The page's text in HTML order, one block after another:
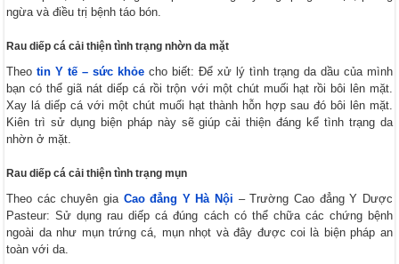
ngừa và điều trị bệnh táo bón.
Rau diếp cá cải thiện tình trạng nhờn da mặt
Theotin Y tế – sức khỏe cho biết: Để xử lý tình trạng da dầu của mình
bạn có thể giã nát diếp cá rồi trộn với một chút muối hạt rồi bôi lên mặt.
Xay lá diếp cá với một chút muối hạt thành hỗn hợp sau đó bôi lên mặt.
Kiên trì sử dụng biện pháp này sẽ giúp cải thiện đáng kể tình trạng da
nhờn ở mặt.
Rau diếp cá cải thiện tình trạng mụn
Theo các chuyên gia Cao đẳng Y Hà Nội – Trường Cao đẳng Y Dược
Pasteur: Sử dụng rau diếp cá đúng cách có thể chữa các chứng bệnh
ngoài da như mụn trứng cá, mụn nhọt và đây được coi là biện pháp an
toàn với da.